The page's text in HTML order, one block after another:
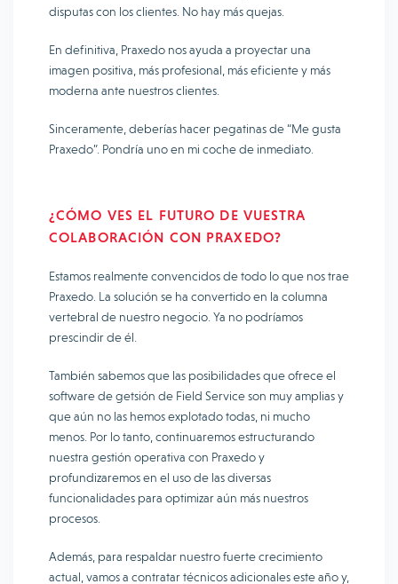
disputas con los clientes. No hay más quejas.
En definitiva, Praxedo nos ayuda a proyectar una
imagen positiva, más profesional, más eficiente y más
moderna ante nuestros clientes.
Sinceramente, deberías hacer pegatinas de “Me gusta
Praxedo”. Pondría uno en mi coche de inmediato.
¿CÓMO VES EL FUTURO DE VUESTRA
COLABORACIÓN CON PRAXEDO?
Estamos realmente convencidos de todo lo que nos trae
Praxedo. La solución se ha convertido en la columna
vertebral de nuestro negocio. Ya no podríamos
prescindir de él.
También sabemos que las posibilidades que ofrece el
software de getsión de Field Service son muy amplias y
que aún no las hemos explotado todas, ni mucho
menos. Por lo tanto, continuaremos estructurando
nuestra gestión operativa con Praxedo y
profundizaremos en el uso de las diversas
funcionalidades para optimizar aún más nuestros
procesos.
Además, para respaldar nuestro fuerte crecimiento
actual, vamos a contratar técnicos adicionales este año y,